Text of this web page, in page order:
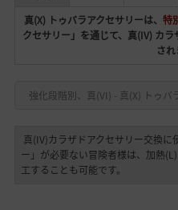
真(X) トゥバラアクセサリーは、 特
クセサリー」を通じて、真(IV) カ
され
強化段階別、真(VI) - 真(X) トゥ
真(IV)カラザドアクセサリー交換に
ー」が必要ない冒険者様は、加熱
工することも可能です。